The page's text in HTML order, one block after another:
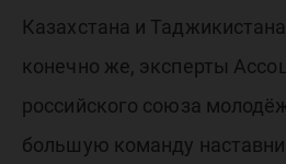
Казахстана и
конечно же, эксперты
российского союза
большую команду